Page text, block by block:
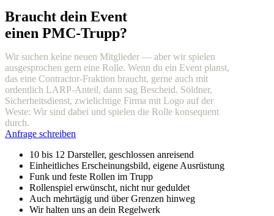
Braucht dein Event
einen PMC-Trupp?
Wir suchen keine neuen Mitglieder — aber wir spielen
ausgesprochen gern eine Rolle. Wenn du ein Event planst,
das eine Contractor-Fraktion braucht, gerne auch mit
ordentlich LARP-Anteil, dann sag Bescheid. Söldner,
Sicherheitsdienst, zwielichtige Firma mit Logo auf der
Weste: Wir sind dabei und spielen die Rolle konsequent
durch.
Anfrage schreiben
10 bis 12 Darsteller, geschlossen anreisend
Einheitliches Erscheinungsbild, eigene Ausrüstung
Funk und feste Rollen im Trupp
Rollenspiel erwünscht, nicht nur geduldet
Auch mehrtägig und über Grenzen hinweg
Wir halten uns an dein Regelwerk